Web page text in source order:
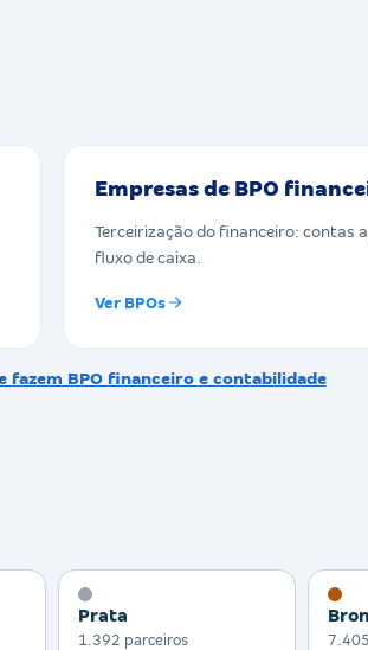
Empresas de BPO
Terceirização do financeiro: contas
fluxo de caixa.
Ver BPOs
fazem BPO financeiro econtabilidade
Prata
1.392 parceiros